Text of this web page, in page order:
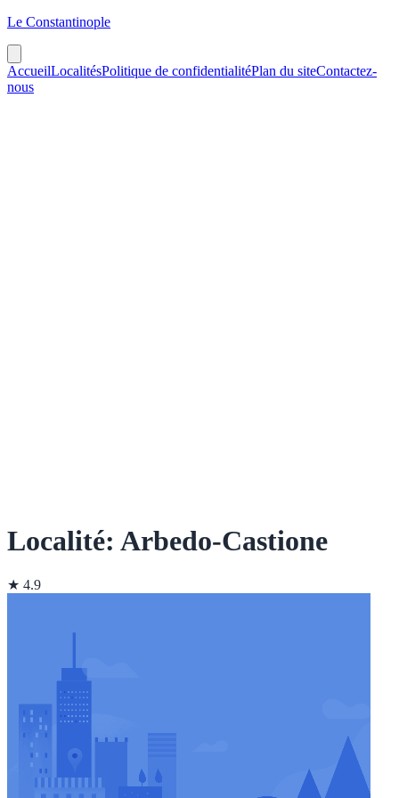
Le Constantinople
AccueilLocalitésPolitique de confidentialitéPlan du siteContactez-
nous
Localité: Arbedo-Castione
★ 4.9